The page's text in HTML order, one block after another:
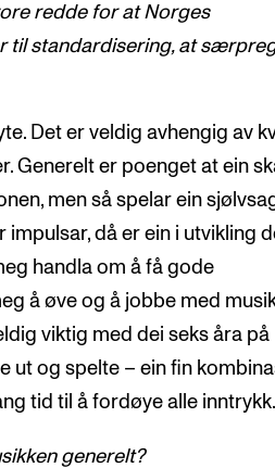
redde for at Norges
til standardisering, at
Det er veldig avhengig av
Generelt er poenget at ein
men så spelar ein
då er ein i utvikling
handla om å få gode
å øve og å jobbe med
viktig med dei seks åra på
ut og spelte – ein fin
tid til å fordøye alle inntrykk.
generelt?